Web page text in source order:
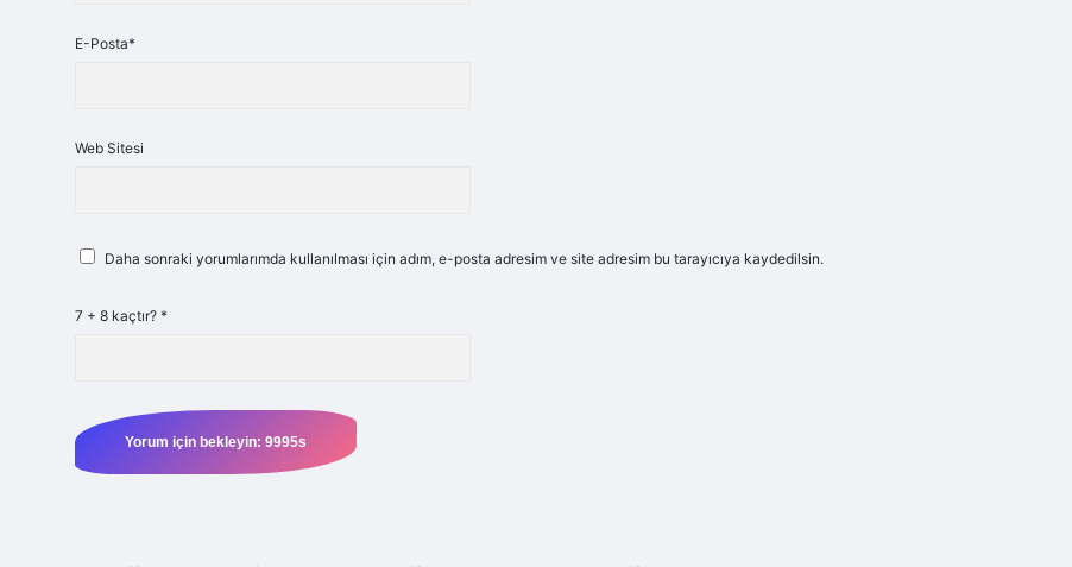
E-Posta*
Web Sitesi
Daha sonraki yorumlarımda kullanılması için adım, e-posta adresim ve site adresim bu tarayıcıya kaydedilsin.
7 + 8 kaçtır? *